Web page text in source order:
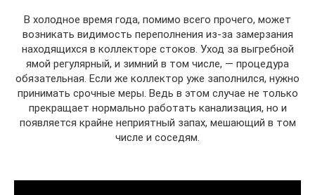
В холодное время года, помимо всего прочего, может
возникать видимость переполнения из-за замерзания
находящихся в коллекторе стоков. Уход за выгребной
ямой регулярный, и зимний в том числе, — процедура
обязательная. Если же коллектор уже заполнился, нужно
принимать срочные меры. Ведь в этом случае не только
прекращает нормально работать канализация, но и
появляется крайне неприятный запах, мешающий в том
числе и соседям.